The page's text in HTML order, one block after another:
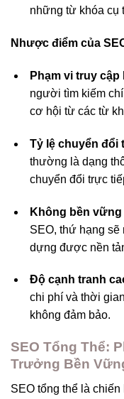
những từ khóa cụ
Nhược điểm của
Phạm vi truy cập
người tìm kiếm
cơ hội từ các từ
Tỷ lệ chuyển đổi
thường là dạng
chuyển đổi trực
Không bền vững
SEO, thứ hạng
dựng được nền
Độ cạnh tranh
chi phí và thời
không đảm bảo.
SEO Tổng Thể:
Trưởng Bền
SEO tổng thể là